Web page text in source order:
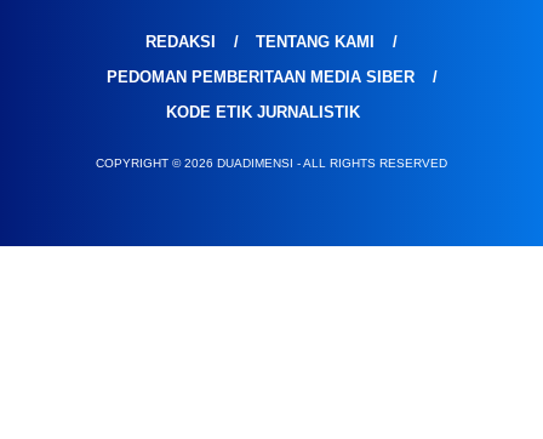
REDAKSI
TENTANG KAMI
PEDOMAN PEMBERITAAN MEDIA SIBER
KODE ETIK JURNALISTIK
COPYRIGHT © 2026 DUADIMENSI - ALL RIGHTS RESERVED